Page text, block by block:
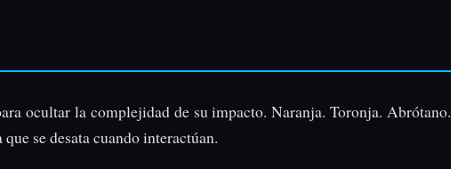
ocultar la complejidad de su impacto. Naranja. Toronja. Abrótano.
se desata cuando interactúan.